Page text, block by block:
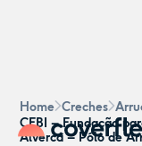
Home Creches
CEBI – Fundação
Alverca – Pólo de